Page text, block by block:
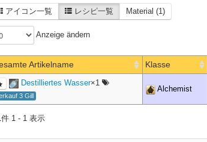
アイコン一覧 レシピ一覧 Material (1)
Anzeige ändern
Artikelname Klasse
Destilliertes Wasser×1
3 Gill
Alchemist
1 - 1 表示